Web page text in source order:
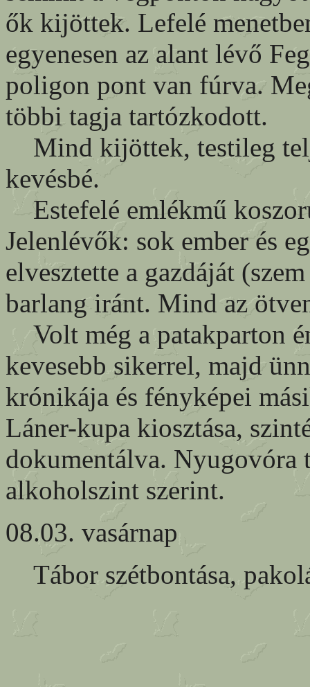
ők kijöttek. Lefelé
egyenesen az alant lévő
poligon pont van fúrva.
többi tagja tartózkodott.
Mind kijöttek, testileg
kevésbé.
Estefelé emlékmű
Jelenlévők: sok ember és
elvesztette a gazdáját
barlang iránt. Mind az
Volt még a patakparton
kevesebb sikerrel, majd
krónikája és fényképei
Láner-kupa kiosztása,
dokumentálva. Nyugovóra
alkoholszint szerint.
08.03. vasárnap
Tábor szétbontása,